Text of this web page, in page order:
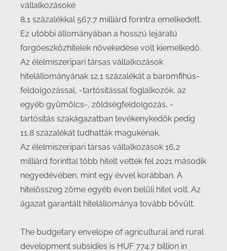
vállalkozásoké
8,1 százalékkal 567,7 milliárd forintra emelkedett.
Ez utóbbi állományában a hosszú lejáratú
forgóeszközhitelek növekedése volt kiemelkedő.
Az élelmiszeripari társas vállalkozások
hitelállományának 12,1 százalékát a baromfihús-
feldolgozással, -tartósítással foglalkozók, az
egyéb gyümölcs-, zöldségfeldolgozás, -
tartósítás szakágazatban tevékenykedők pedig
11,8 százalékát tudhatták magukénak.
Az élelmiszeripari társas vállalkozások 16,2
milliárd forinttal több hitelt vettek fel 2021 második
negyedévében, mint egy évvel korábban. A
hitelösszeg zöme egyéb éven belüli hitel volt. Az
ágazat garantált hitelállománya tovább bővült.
The budgetary envelope of agricultural and rural
development subsidies is HUF 774.7 billion in